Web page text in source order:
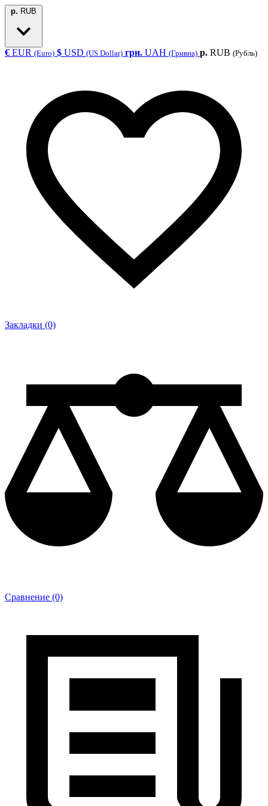
р. RUB
€ EUR (Euro) $ USD (US Dollar) грн. UAH (Гривна) р. RUB (Рубль)
Закладки (0)
Сравнение (0)